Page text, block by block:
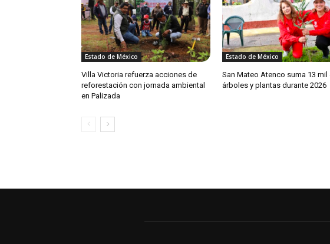
Estado de México
Villa Victoria refuerza acciones de
reforestación con jornada ambiental
en Palizada
Estado de México
San Mateo Atenco suma 13 mil
árboles y plantas durante 2026